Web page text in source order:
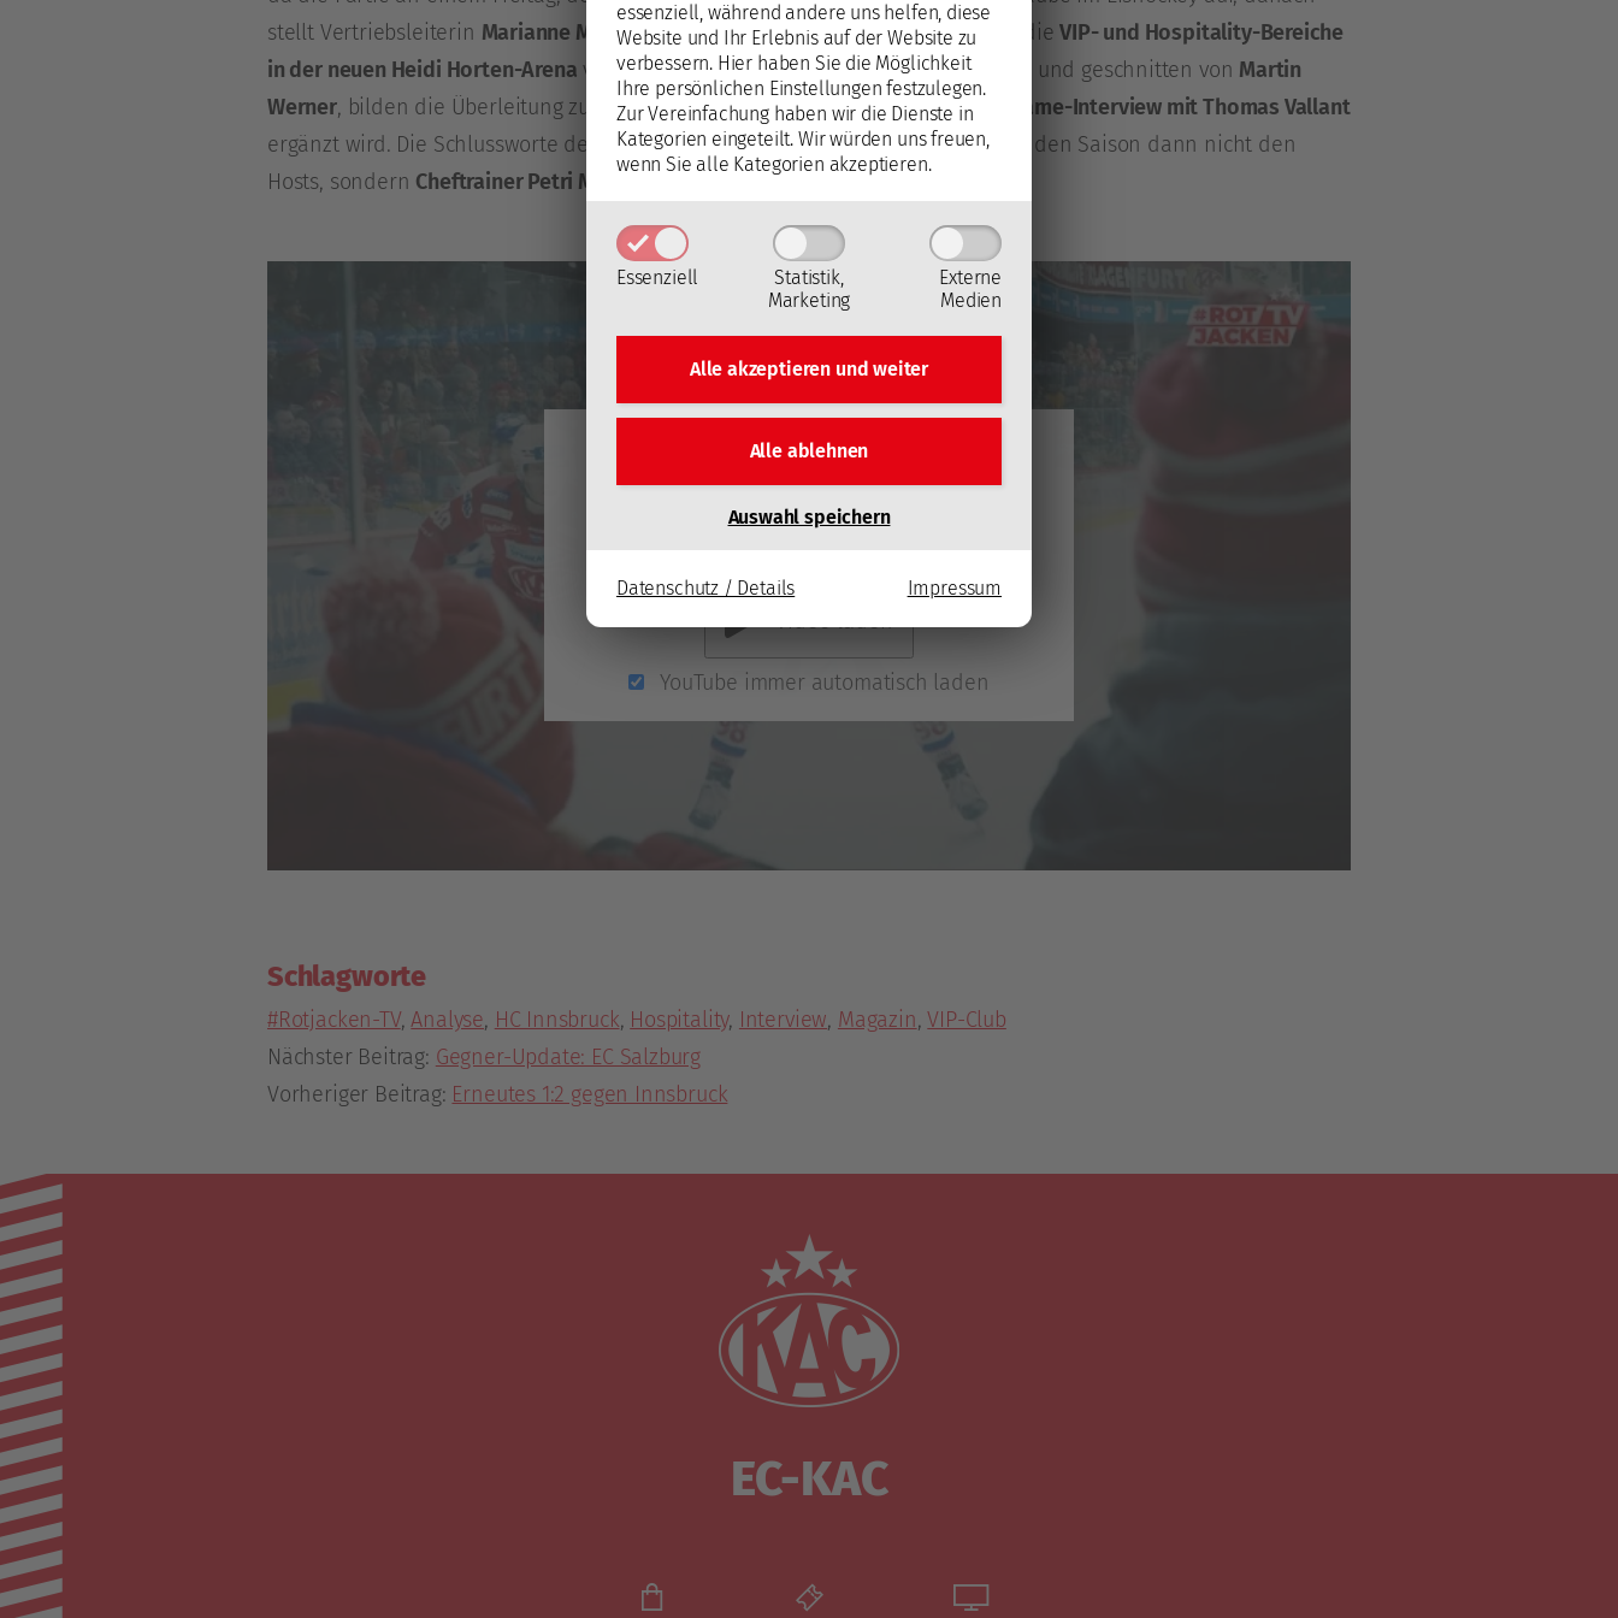
essenziell, während andere uns helfen, diese
Website und Ihr Erlebnis auf der Website zu
verbessern. Hier haben Sie die Möglichkeit
Ihre persönlichen Einstellungen festzulegen.
Zur Vereinfachung haben wir die Dienste in
Kategorien eingeteilt. Wir würden uns freuen,
wenn Sie alle Kategorien akzeptieren.
Essenziell
Statistik,
Marketing
Externe
Medien
Alle akzeptieren undweiter
Alle ablehnen
Auswahl speichern
Datenschutz / Details Impressum
stellt Vertriebsleiterin Marianne Matzerim Gespräch mitNadine Pessentheiner dieVIP- und Hospitality-Bereiche
in der neuen Heidi Horten-Arena vor. Die besten Bilder zur Partie, aufgenommen und geschnitten von Martin
Werner, bilden die Überleitung zur Analyse der Begegnung, die mit demPost Game-Interview mit Thomas Vallant
ergänzt wird. Die Schlussworte der Sendung gehören in Episode 18 in der laufenden Saison dann nicht den
Hosts, sondern Cheftrainer Petri Matikainen.
YouTube
Mit dem Laden des Videos akzeptieren Sie die
Datenschutzerklärung von YouTube
neuem Fenster)
.
Video laden
YouTube immer automatisch laden
Schlagworte
#Rotjacken-TV,Analyse, HC Innsbruck, Hospitality, Interview, Magazin,VIP-Club
Nächster Beitrag: Gegner-Update: EC Salzburg
Vorheriger Beitrag: Erneutes 1:2 gegen Innsbruck
EC-KAC